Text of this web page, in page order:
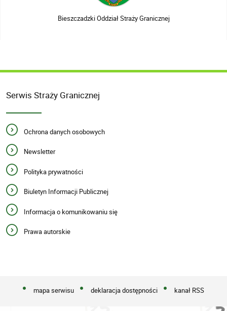
Bieszczadzki Oddział Straży Granicznej
Serwis Straży Granicznej
Ochrona danych osobowych
Newsletter
Polityka prywatności
Biuletyn Informacji Publicznej
Informacja o komunikowaniu się
Prawa autorskie
mapa serwisu deklaracja dostępności kanał RSS